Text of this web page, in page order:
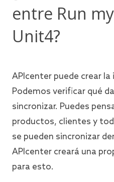
entre Run
Unit4?
APIcenter puede crear
Podemos verificar qué
sincronizar. Puedes
productos, clientes y
se pueden sincronizar
APIcenter creará una
para esto.